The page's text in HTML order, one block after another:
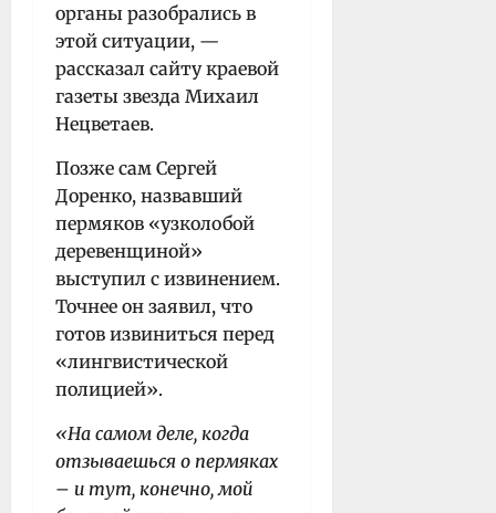
органы разобрались в
этой ситуации, —
рассказал сайту краевой
газеты звезда Михаил
Нецветаев.
Позже сам Сергей
Доренко, назвавший
пермяков «узколобой
деревенщиной»
выступил с извинением.
Точнее он заявил, что
готов извиниться перед
«лингвистической
полицией».
«На самом деле, когда
отзываешься о пермяках
– и тут, конечно, мой